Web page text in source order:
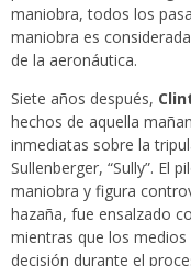
maniobra, todos los
maniobra es
de la aeronáutica.
Siete años después,
hechos de aquella
inmediatas sobre la
Sullenberger, “Sully”. El
maniobra y figura
hazaña, fue ensalzado
mientras que los
decisión durante el